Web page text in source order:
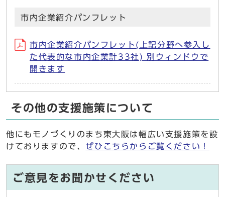
市内企業紹介パンフレット
市内企業紹介パンフレット(上記分野へ参入し
た代表的な市内企業計33社) 別ウィンドウで
開きます
その他の支援施策について
他にもモノづくりのまち東大阪は幅広い支援施策を設
けておりますので、 ぜひこちらからご覧ください！
ご意見をお聞かせください